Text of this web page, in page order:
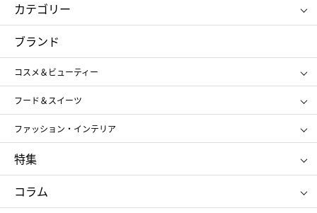
カテゴリー
コスメ＆ビューティー
ギフト
レディース
メンズ
スポーツ・アウトドア
お中元
お歳暮
ブランド
コスメ＆ビューティー
SHISEIDO
ポール&ジョー ボーテ
ジルスチュアート
NARS
RMK
クリニーク
SK-Ⅱ
フード＆スイーツ
アンリ・シャルパンティエ
ゴディバ
新宿高野
たねや
ねんりん家
ファッション・インテリア
ポロ ラルフ ローレン
タケオ キクチ
ママ＆キッズ
シュタイフ
特集
お中元
ひな人形
五月人形
コラム